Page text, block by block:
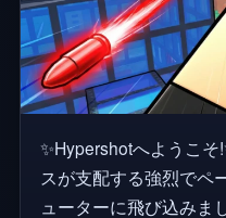
✨Hypershotへようこ
スが支配する強烈でペ
ューターに飛び込みましょう! 🏆チー